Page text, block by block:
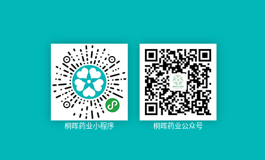
桐晖药业公众号
桐晖药业小程序